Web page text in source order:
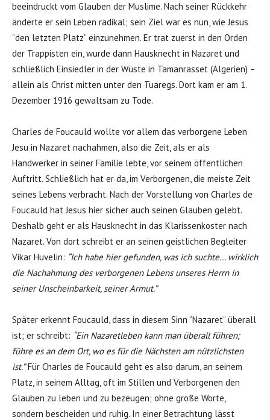
beeindruckt vom Glauben der Muslime. Nach seiner Rückkehr
änderte er sein Leben radikal; sein Ziel war es nun, wie Jesus
“den letzten Platz” einzunehmen. Er trat zuerst in den Orden
der Trappisten ein, wurde dann Hausknecht in Nazaret und
schließlich Einsiedler in der Wüste in Tamanrasset (Algerien) –
allein als Christ mitten unter den Tuaregs. Dort kam er am 1.
Dezember 1916 gewaltsam zu Tode.
Charles de Foucauld wollte vor allem das verborgene Leben
Jesu in Nazaret nachahmen, also die Zeit, als er als
Handwerker in seiner Familie lebte, vor seinem öffentlichen
Auftritt. Schließlich hat er da, im Verborgenen, die meiste Zeit
seines Lebens verbracht. Nach der Vorstellung von Charles de
Foucauld hat Jesus hier sicher auch seinen Glauben gelebt.
Deshalb geht er als Hausknecht in das Klarissenkoster nach
Nazaret. Von dort schreibt er an seinen geistlichen Begleiter
Vikar Huvelin: “Ich habe hier gefunden, was ich suchte… wirklich
die Nachahmung des verborgenen Lebens unseres Herrn in
seiner Unscheinbarkeit, seiner Armut.”
Später erkennt Foucauld, dass in diesem Sinn “Nazaret” überall
ist; er schreibt: “Ein Nazaretleben kann man überall führen;
führe es an dem Ort, wo es für die Nächsten am nützlichsten
ist.”Für Charles de Foucauld geht es also darum, an seinem
Platz, in seinem Alltag, oft im Stillen und Verborgenen den
Glauben zu leben und zu bezeugen; ohne große Worte,
sondern bescheiden und ruhig. In einer Betrachtung lässt